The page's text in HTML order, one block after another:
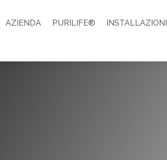
AZIENDA PURILIFE® INSTALLAZIONI